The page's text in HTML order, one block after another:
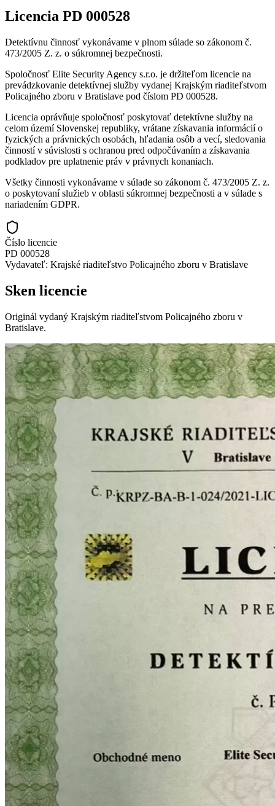
Licencia PD 000528
Detektívnu činnosť vykonávame v plnom súlade so zákonom č.
473/2005 Z. z. o súkromnej bezpečnosti.
Spoločnosť Elite Security Agency s.r.o. je držiteľom licencie na
prevádzkovanie detektívnej služby vydanej Krajským riaditeľstvom
Policajného zboru v Bratislave pod číslom PD 000528.
Licencia oprávňuje spoločnosť poskytovať detektívne služby na
celom území Slovenskej republiky, vrátane získavania informácií o
fyzických a právnických osobách, hľadania osôb a vecí, sledovania
činností v súvislosti s ochranou pred odpočúvaním a získavania
podkladov pre uplatnenie práv v právnych konaniach.
Všetky činnosti vykonávame v súlade so zákonom č. 473/2005 Z. z.
o poskytovaní služieb v oblasti súkromnej bezpečnosti a v súlade s
nariadením GDPR.
Číslo licencie
PD 000528
Vydavateľ: Krajské riaditeľstvo Policajného zboru v Bratislave
Sken licencie
Originál vydaný Krajským riaditeľstvom Policajného zboru v
Bratislave.